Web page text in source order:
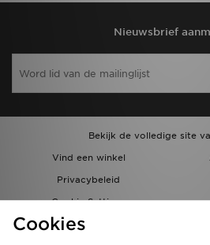
Nieuwsbrief
Bekijk de volledige site
Vind een winkel
Privacybeleid
Cookie Settings
Bestellingen en Levering
Cookies